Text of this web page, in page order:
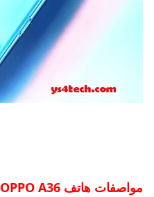
مواصفات هاتف OPPO A36